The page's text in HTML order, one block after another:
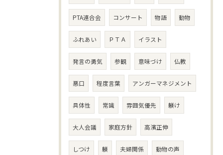
PTA連合会 コンサート 物語 動物
ふれあい ＰＴＡ イラスト
発言の勇気 参観 意味づけ 仏教
悪口 程度言葉 アンガーマネジメント
具体性 常識 雰囲気優先 躾け
大人会議 家庭方針 高濱正伸
しつけ 躾 夫婦関係 動物の声